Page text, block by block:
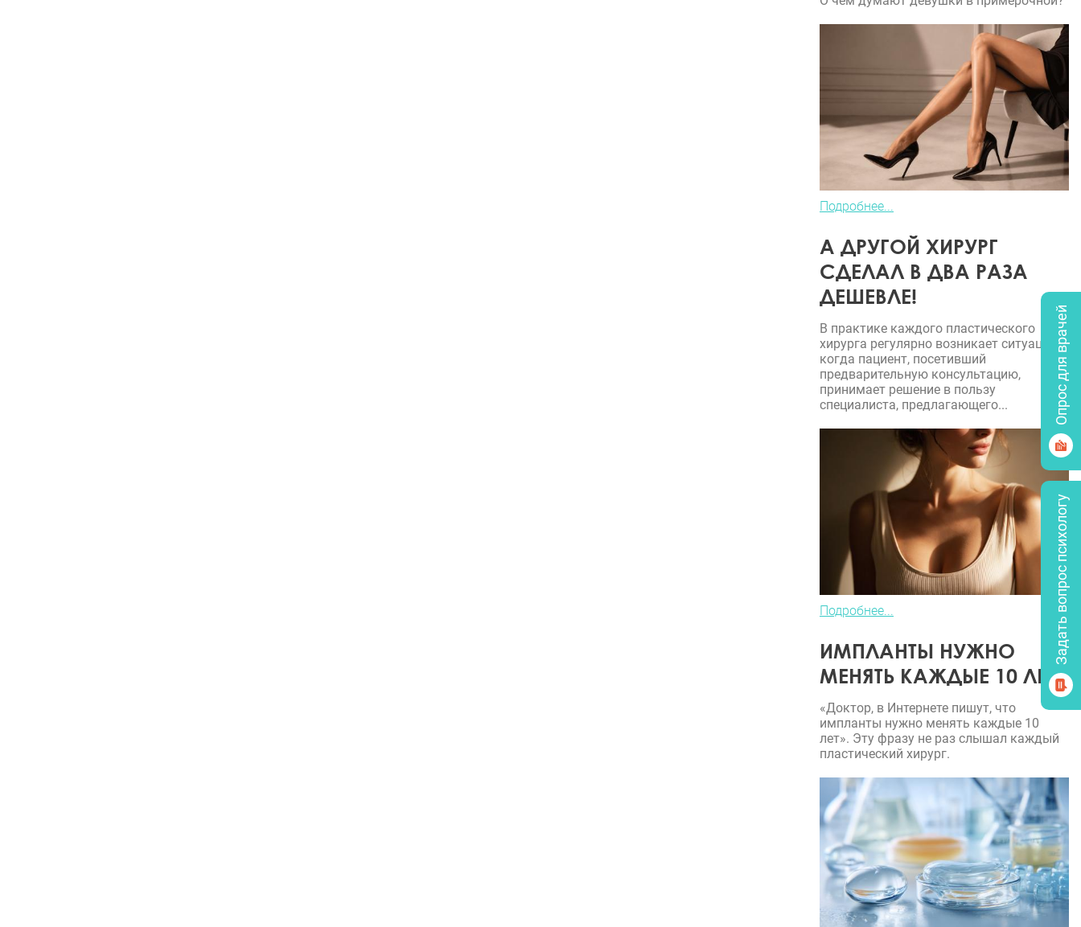
Подробнее...
А ДРУГОЙ ХИРУРГ
СДЕЛАЛ В ДВА РАЗА
ДЕШЕВЛЕ!
В практике каждого пластического
хирурга регулярно возникает ситуация,
когда пациент, посетивший
предварительную консультацию,
принимает решение в пользу
специалиста, предлагающего...
Подробнее...
ИМПЛАНТЫ НУЖНО
МЕНЯТЬ КАЖДЫЕ 10 ЛЕТ?
«Доктор, в Интернете пишут, что
импланты нужно менять каждые 10
лет». Эту фразу не раз слышал каждый
пластический хирург.
Опрос для врачей
Задать вопрос психологу